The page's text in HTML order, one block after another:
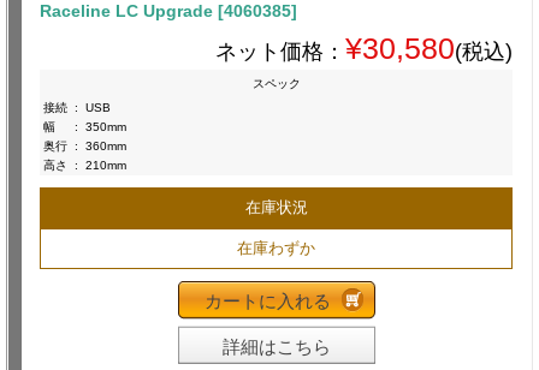
Raceline LC Upgrade [4060385]
ネット価格： ¥30,580(税込)
スペック
接続 :
USB
幅
:
350mm
奥行 :
360mm
高さ
: 210mm
在庫状況
在庫わずか
カートに入れる
詳細はこちら